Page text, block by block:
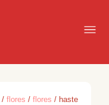
/flores /flores / haste